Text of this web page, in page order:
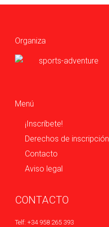
Organiza
Menú
¡Inscríbete!
Derechos de inscripción
Contacto
Aviso legal
CONTACTO
Telf: +34 958 265 393